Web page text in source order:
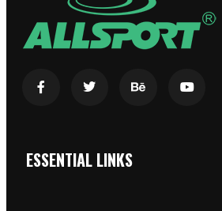
ESSENTIAL LINKS